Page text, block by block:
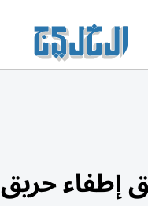
إطفاء حريق